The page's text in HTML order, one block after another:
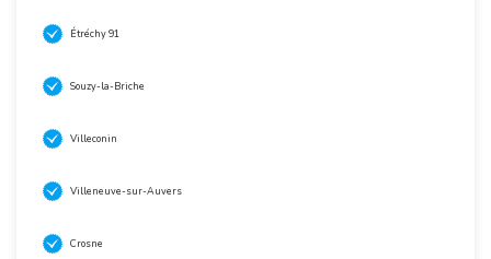
Étréchy 91
Souzy-la-Briche
Villeconin
Villeneuve-sur-Auvers
Crosne